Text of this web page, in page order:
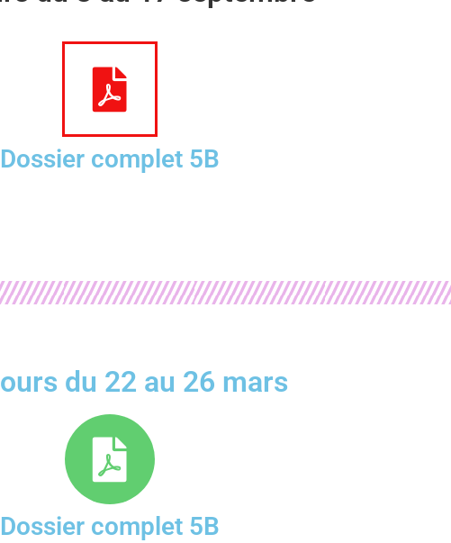
Dossier complet 5B
du 22 au 26 mars
Dossier complet 5B